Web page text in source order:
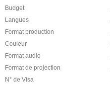
Budget
Langues
Format production
Couleur
Format audio
Format de projection
N° de Visa